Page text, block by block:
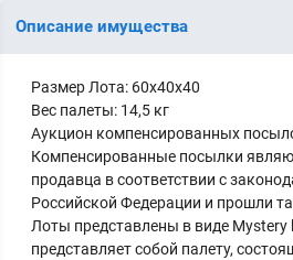
Описание имущества
Размер Лота: 60x40x40
Вес палеты: 14,5 кг
Аукцион компенсированных
Компенсированные посылки
продавца в соответствии с
Российской Федерации и прошли
Лоты представлены в виде
представляет собой палету,